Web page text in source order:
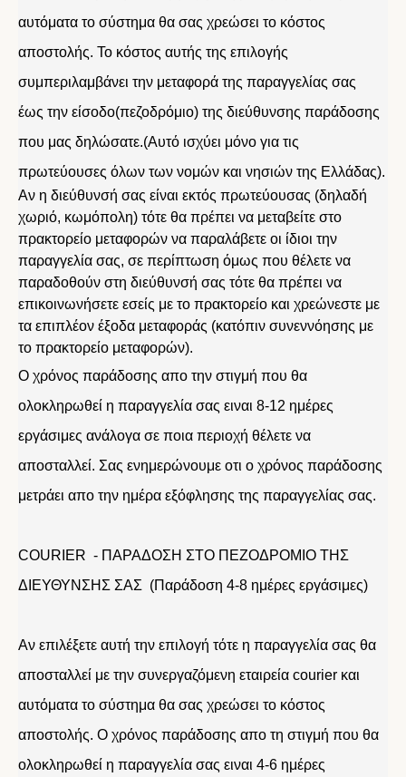
αυτόματα το σύστημα θα σας χρεώσει το κόστος
αποστολής. Το κόστος αυτής της επιλογής
συμπεριλαμβάνει την μεταφορά της παραγγελίας σας
έως την είσοδο(πεζοδρόμιο) της διεύθυνσης παράδοσης
που μας δηλώσατε.(Αυτό ισχύει μόνο για τις
πρωτεύουσες όλων των νομών και νησιών της Ελλάδας).
Αν η διεύθυνσή σας είναι εκτός πρωτεύουσας (δηλαδή
χωριό, κωμόπολη) τότε θα πρέπει να μεταβείτε στο
πρακτορείο μεταφορών να παραλάβετε οι ίδιοι την
παραγγελία σας, σε περίπτωση όμως που θέλετε να
παραδοθούν στη διεύθυνσή σας τότε θα πρέπει να
επικοινωνήσετε εσείς με το πρακτορείο και χρεώνεστε με
τα επιπλέον έξοδα μεταφοράς (κατόπιν συνεννόησης με
το πρακτορείο μεταφορών).
Ο χρόνος παράδοσης απο την στιγμή που θα
ολοκληρωθεί η παραγγελία σας ειναι 8-12 ημέρες
εργάσιμες ανάλογα σε ποια περιοχή θέλετε να
αποσταλλεί. Σας ενημερώνουμε οτι ο χρόνος παράδοσης
μετράει απο την ημέρα εξόφλησης της παραγγελίας σας.
COURIER - ΠΑΡΑΔΟΣΗ ΣΤΟ ΠΕΖΟΔΡΟΜΙΟ ΤΗΣ
ΔΙΕΥΘΥΝΣΗΣ ΣΑΣ (Παράδοση 4-8 ημέρες εργάσιμες)
Αν επιλέξετε αυτή την επιλογή τότε η παραγγελία σας θα
αποσταλλεί με την συνεργαζόμενη εταιρεία courier και
αυτόματα το σύστημα θα σας χρεώσει το κόστος
αποστολής. Ο χρόνος παράδοσης απο τη στιγμή που θα
ολοκληρωθεί η παραγγελία σας ειναι 4-6 ημέρες